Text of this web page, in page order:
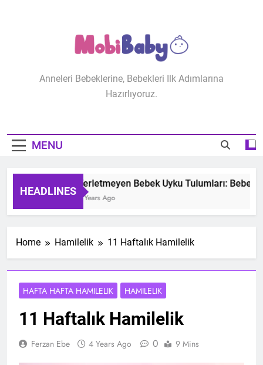
MobiBaby
Anneleri Bebeklerine, Bebekleri Ilk Adımlarına
Hazırlıyoruz.
MENU
HEADLINES
Terletmeyen Bebek Uyku Tulumları:
2 Years Ago
Home Hamilelik 11 Haftalık Hamilelik
HAFTA HAFTA HAMILELIK HAMILELIK
11 Haftalık Hamilelik
Ferzan Ebe 4 Years Ago 0 9 Mins